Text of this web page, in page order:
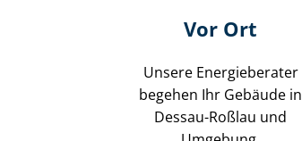
Vor Ort
Unsere Energieberater
begehen Ihr Gebäude in
Dessau-Roßlau und